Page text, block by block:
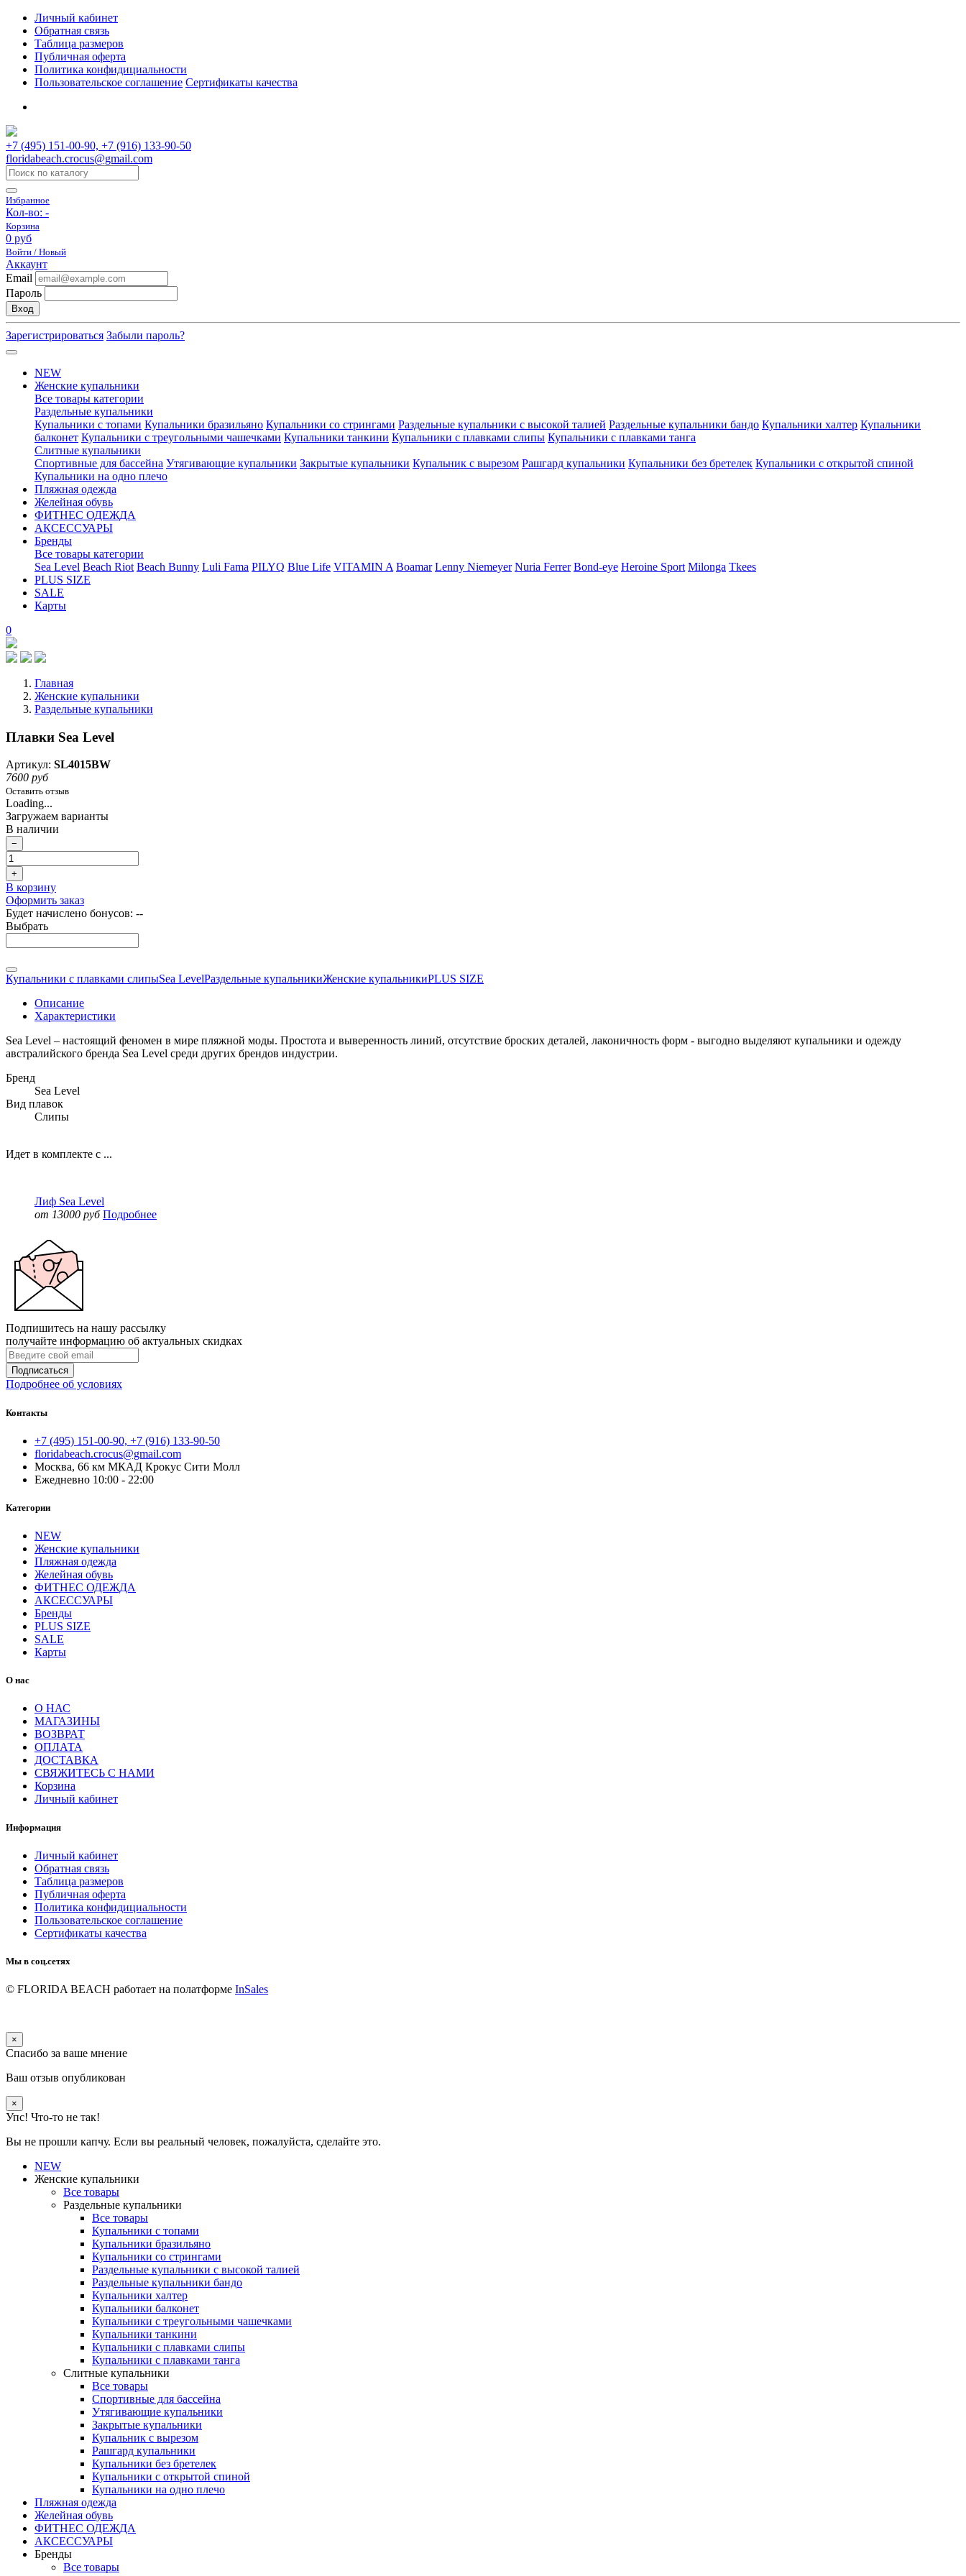
Личный кабинет
Обратная связь
Таблица размеров
Публичная оферта
Политика конфидициальности
Пользовательское соглашение Сертификаты качества
+7 (495) 151-00-90, +7 (916) 133-90-50
floridabeach.crocus@gmail.com
Избранное
Кол-во: -
Корзина
0 руб
Войти / Новый
Аккаунт
Email
Пароль
Вход
Зарегистрироваться Забыли пароль?
NEW
Женские купальники
Все товары категории
Раздельные купальники
Купальники с топами Купальники бразильяно Купальники со стрингами Раздельные купальники с высокой талией Раздельные купальники бандо Купальники халтер Купальники
балконет Купальники с треугольными чашечками Купальники танкини Купальники с плавками слипы Купальники с плавками танга
Слитные купальники
Спортивные для бассейна Утягивающие купальники Закрытые купальники Купальник с вырезом Рашгард купальники Купальники без бретелек Купальники с открытой спиной
Купальники на одно плечо
Пляжная одежда
Желейная обувь
ФИТНЕС ОДЕЖДА
АКСЕССУАРЫ
Бренды
Все товары категории
Sea Level Beach Riot Beach Bunny Luli Fama PILYQ Blue Life VITAMIN A Boamar Lenny Niemeyer Nuria Ferrer Bond-eye Heroine Sport Milonga Tkees
PLUS SIZE
SALE
Карты
0
Главная
Женские купальники
Раздельные купальники
Плавки Sea Level
Артикул: SL4015BW
7600 руб
Оставить отзыв
Loading...
Загружаем варианты
В наличии
−
+
В корзину
Оформить заказ
Будет начислено бонусов: --
Выбрать
Купальники с плавками слипыSea LevelРаздельные купальникиЖенские купальникиPLUS SIZE
Описание
Характеристики
Sea Level – настоящий феномен в мире пляжной моды. Простота и выверенность линий, отсутствие броских деталей, лаконичность форм - выгодно выделяют купальники и одежду
австралийского бренда Sea Level среди других брендов индустрии.
Бренд
Sea Level
Вид плавок
Слипы
Идет в комплекте с ...
Лиф Sea Level
от 13000 руб Подробнее
Подпишитесь на нашу рассылку
получайте информацию об актуальных скидках
Подписаться
Подробнее об условиях
Контакты
+7 (495) 151-00-90, +7 (916) 133-90-50
floridabeach.crocus@gmail.com
Москва, 66 км МКАД Крокус Сити Молл
Ежедневно 10:00 - 22:00
Категории
NEW
Женские купальники
Пляжная одежда
Желейная обувь
ФИТНЕС ОДЕЖДА
АКСЕССУАРЫ
Бренды
PLUS SIZE
SALE
Карты
О нас
О НАС
МАГАЗИНЫ
ВОЗВРАТ
ОПЛАТА
ДОСТАВКА
СВЯЖИТЕСЬ С НАМИ
Корзина
Личный кабинет
Информация
Личный кабинет
Обратная связь
Таблица размеров
Публичная оферта
Политика конфидициальности
Пользовательское соглашение
Сертификаты качества
Мы в соц.сетях
© FLORIDA BEACH работает на полатформе InSales
×
Спасибо за ваше мнение
Ваш отзыв опубликован
×
Упс! Что-то не так!
Вы не прошли капчу. Если вы реальный человек, пожалуйста, сделайте это.
NEW
Женские купальники
Все товары
Раздельные купальники
Все товары
Купальники с топами
Купальники бразильяно
Купальники со стрингами
Раздельные купальники с высокой талией
Раздельные купальники бандо
Купальники халтер
Купальники балконет
Купальники с треугольными чашечками
Купальники танкини
Купальники с плавками слипы
Купальники с плавками танга
Слитные купальники
Все товары
Спортивные для бассейна
Утягивающие купальники
Закрытые купальники
Купальник с вырезом
Рашгард купальники
Купальники без бретелек
Купальники с открытой спиной
Купальники на одно плечо
Пляжная одежда
Желейная обувь
ФИТНЕС ОДЕЖДА
АКСЕССУАРЫ
Бренды
Все товары